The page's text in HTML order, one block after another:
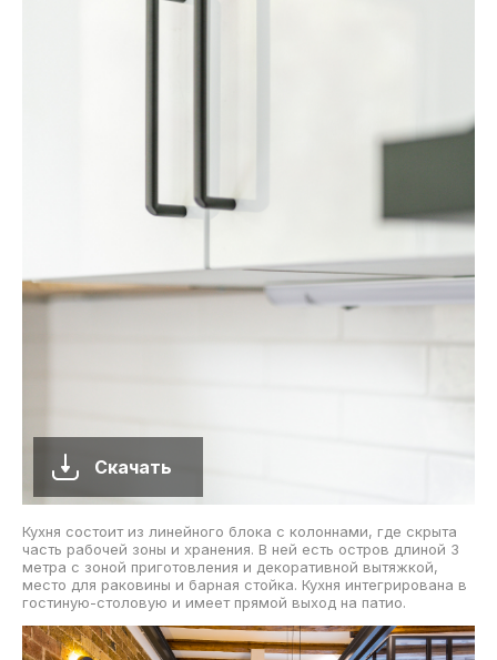
Скачать
Кухня состоит из линейного блока с колоннами, где скрыта
часть рабочей зоны и хранения. В ней есть остров длиной 3
метра с зоной приготовления и декоративной вытяжкой,
место для раковины и барная стойка. Кухня интегрирована в
гостиную-столовую и имеет прямой выход на патио.